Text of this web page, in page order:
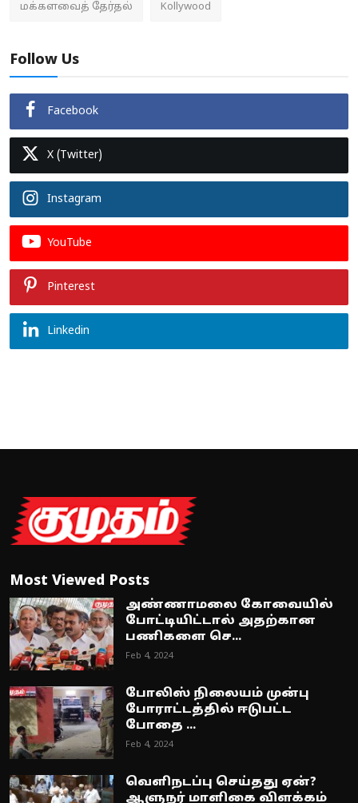
மக்களவைத் தேர்தல் Kollywood
Follow Us
Facebook
X (Twitter)
Instagram
YouTube
Pinterest
Linkedin
Most Viewed Posts
அண்ணாமலை கோவையில்
போட்டியிட்டால் அதற்கான
பணிகளை செ...
Feb 4, 2024
போலிஸ் நிலையம் முன்பு
போராட்டத்தில் ஈடுபட்ட
போதை ...
Feb 4, 2024
வெளிநடப்பு செய்தது ஏன்?
ஆளுநர் மாளிகை விளக்கம்